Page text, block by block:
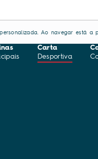
Ao navegar está a
Carta
Desportiva